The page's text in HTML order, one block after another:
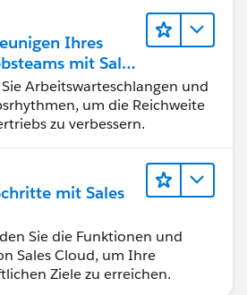
Sie den Lead-zu-Cash-Zyklus
ab.
Ihres
mit Sales
Arbeitswarteschlangen und
um die Reichweite
zu verbessern.
mit Sales
Sie die Funktionen und
Sales Cloud, um Ihre
Ziele zu erreichen.